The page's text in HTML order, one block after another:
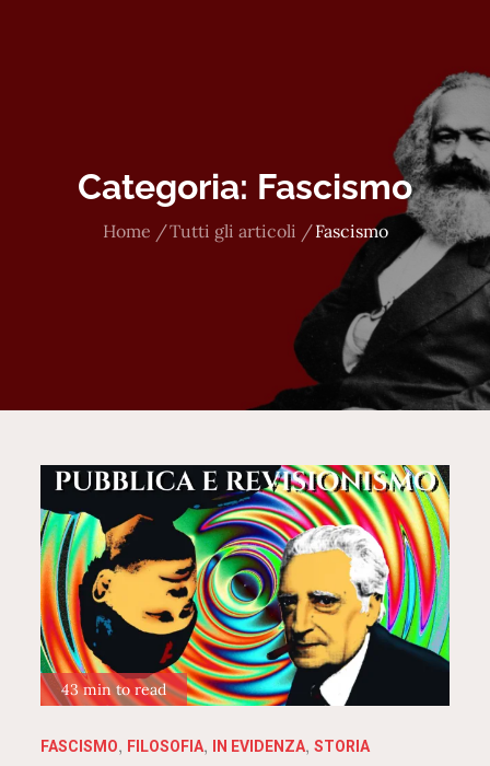
Categoria: Fascismo
Home Tutti gli articoli Fascismo
43 min to read
FASCISMO FILOSOFIA IN EVIDENZA STORIA